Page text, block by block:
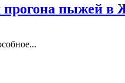
прогона пыжей в